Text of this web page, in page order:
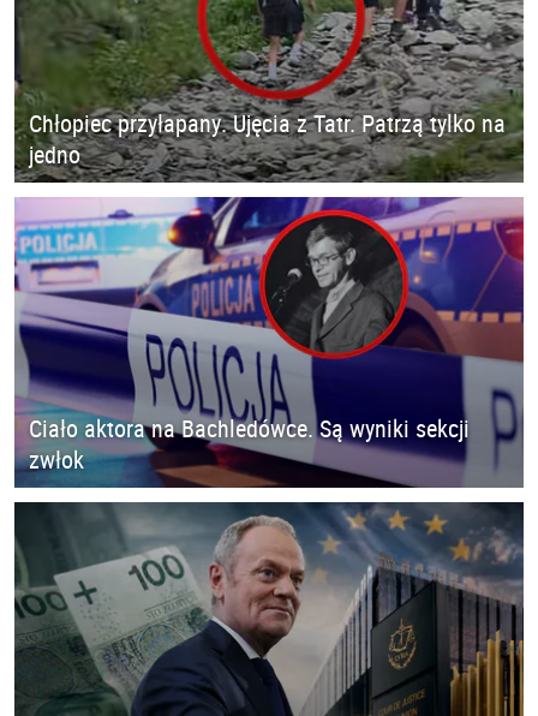
Chłopiec przyłapany. Ujęcia z Tatr. Patrzą tylko na
jedno
Ciało aktora na Bachledówce. Są wyniki sekcji
zwłok